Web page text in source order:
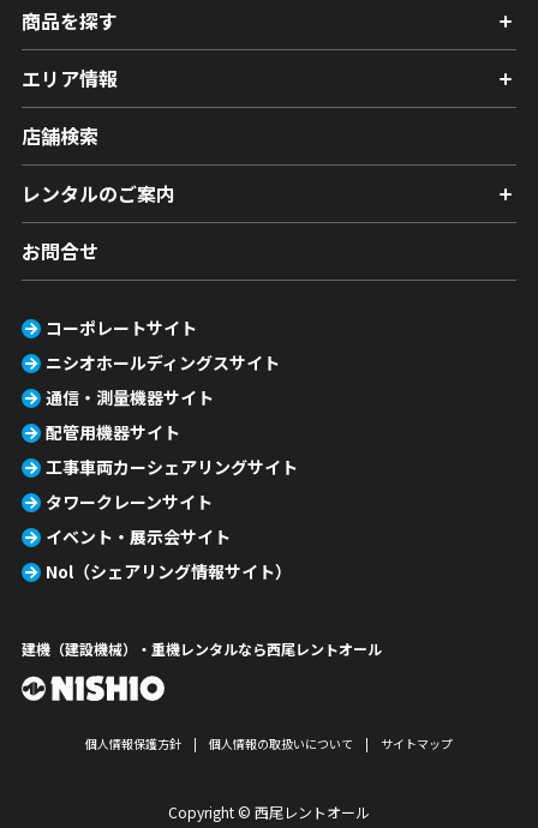
商品を探す
エリア情報
店舗検索
レンタルのご案内
お問合せ
コーポレートサイト
ニシオホールディングスサイト
通信・測量機器サイト
配管用機器サイト
工事車両カーシェアリングサイト
タワークレーンサイト
イベント・展示会サイト
Nol（シェアリング情報サイト）
建機（建設機械）・重機レンタルなら西尾レントオール
個人情報保護方針 個人情報の取扱いについて サイトマップ
Copyright © 西尾レントオール